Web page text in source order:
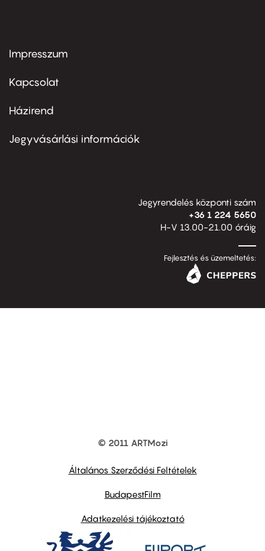
Footer
first
Impresszum
Kapcsolat
Footer
second
Házirend
Jegyvásárlási információk
Jegyrendelés központi szám
+36 1 224 5650
H-V 13.00-21.00 óráig
Fejlesztés és üzemeltetés:
© 2011 ARTMozi
Általános Szerződési Feltételek
BudapestFilm
Adatkezelési tájékoztató